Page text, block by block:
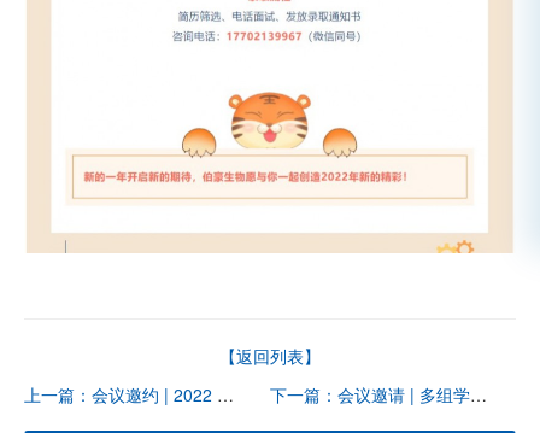
【返回列表】
上一篇：会议邀约 | 2022 公益直播课，单细胞与空间多组学联合分析助力国自然课题研究
下一篇：会议邀请 | 多组学生信研究面上中标项目经验分享